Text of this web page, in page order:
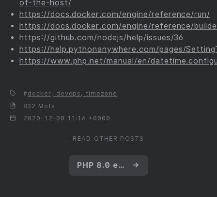
of-the-host/
https://docs.docker.com/engine/reference/run/
https://docs.docker.com/engine/reference/
https://github.com/nodejs/help/issues/36
https://help.pythonanywhere.com/pages/
https://www.php.net/manual/en/
docker, devops, timezone
832 Mots
2020-12-08 11:16 +0000
READ OTHER POSTS
PHP 8.0 est sorti ! Quoi de neuf, Docteur ? →